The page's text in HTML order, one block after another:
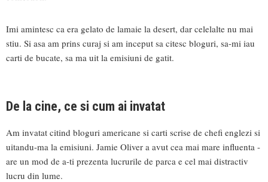
Imi amintesc ca era gelato de lamaie la desert, dar celelalte nu mai
stiu. Si asa am prins curaj si am inceput sa citesc bloguri, sa-mi iau
carti de bucate, sa ma uit la emisiuni de gatit.
De la cine, ce si cum ai invatat
Am invatat citind bloguri americane si carti scrise de chefi englezi si
uitandu-ma la emisiuni. Jamie Oliver a avut cea mai mare influenta -
are un mod de a-ti prezenta lucrurile de parca e cel mai distractiv
lucru din lume.